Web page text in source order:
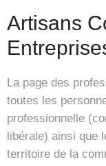
Artisans
La page des
toutes les
professionnelle
libérale) ainsi que
territoire de la